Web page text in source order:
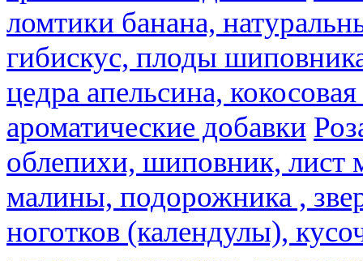
ломтики банана,
гибискус, плоды
цедра апельсина,
ароматические добавки
облепихи, шиповник, лист
малины, подорожника ,
ноготков (календулы),